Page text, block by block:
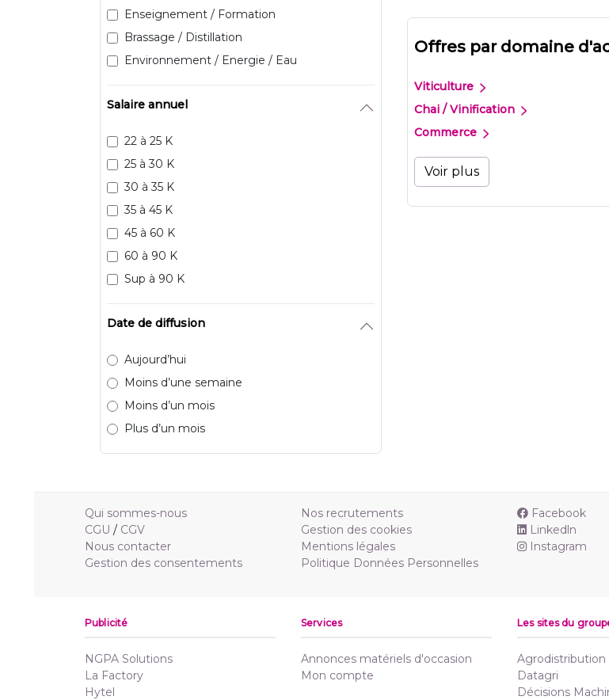
Enseignement / Formation
Brassage / Distillation
Environnement / Energie / Eau
Salaire annuel
22 à 25 K
25 à 30 K
30 à 35 K
35 à 45 K
45 à 60 K
60 à 90 K
Sup à 90 K
Date de diffusion
Aujourd’hui
Moins d’une semaine
Moins d’un mois
Plus d’un mois
Offres par domaine
Viticulture
Chai / Vinification
Commerce
Voir plus
Qui sommes-nous
CGU / CGV
Nous contacter
Gestion des consentements
Nos recrutements
Gestion des cookies
Mentions légales
Politique Données Personnelles
Facebook
Linkedln
Instagram
Publicité
NGPA Solutions
La Factory
Hytel
Services
Annonces matériels d'occasion
Mon compte
Les sites du
Agrodistribution
Datagri
Décisions